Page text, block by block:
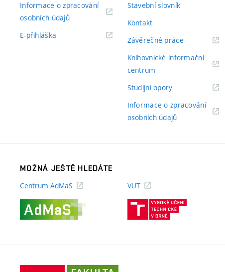
Informace o zpracování
osobních údajů(externí
E-přihláška
Stavební slovník
Kontakt
Závěrečné práce(externí
Knihovnické informační
centrum
Studijní opory(externí
Informace o zpracování
osobních údajů(externí
MOŽNÁ JEŠTĚ HLEDÁTE
Centrum AdMaS
VUT
(externí